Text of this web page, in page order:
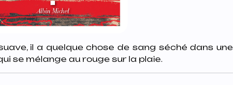
il a quelque chose de sang séché dans une
se mélange au rouge sur la plaie.